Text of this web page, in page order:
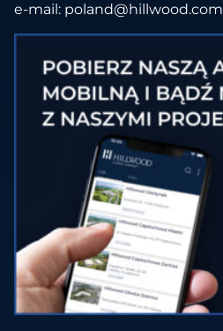
e-mail: poland@hillwood.com